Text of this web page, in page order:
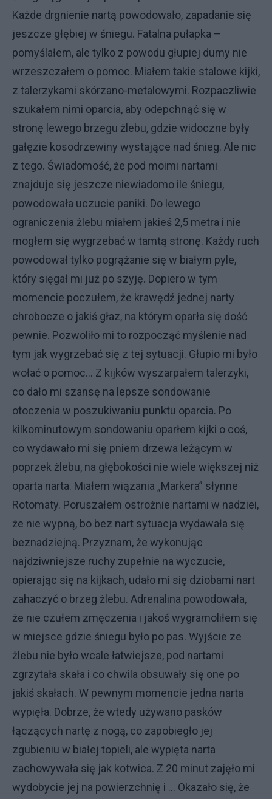
Każde drgnienie nartą powodowało, zapadanie się
jeszcze głębiej w śniegu. Fatalna pułapka –
pomyślałem, ale tylko z powodu głupiej dumy nie
wrzeszczałem o pomoc. Miałem takie stalowe kijki,
z talerzykami skórzano-metalowymi. Rozpaczliwie
szukałem nimi oparcia, aby odepchnąć się w
stronę lewego brzegu żlebu, gdzie widoczne były
gałęzie kosodrzewiny wystające nad śnieg. Ale nic
z tego. Świadomość, że pod moimi nartami
znajduje się jeszcze niewiadomo ile śniegu,
powodowała uczucie paniki. Do lewego
ograniczenia żlebu miałem jakieś 2,5 metra i nie
mogłem się wygrzebać w tamtą stronę. Każdy ruch
powodował tylko pogrążanie się w białym pyle,
który sięgał mi już po szyję. Dopiero w tym
momencie poczułem, że krawędź jednej narty
chrobocze o jakiś głaz, na którym oparła się dość
pewnie. Pozwoliło mi to rozpocząć myślenie nad
tym jak wygrzebać się z tej sytuacji. Głupio mi było
wołać o pomoc… Z kijków wyszarpałem talerzyki,
co dało mi szansę na lepsze sondowanie
otoczenia w poszukiwaniu punktu oparcia. Po
kilkominutowym sondowaniu oparłem kijki o coś,
co wydawało mi się pniem drzewa leżącym w
poprzek żlebu, na głębokości nie wiele większej niż
oparta narta. Miałem wiązania „Markera” słynne
Rotomaty. Poruszałem ostrożnie nartami w nadziei,
że nie wypną, bo bez nart sytuacja wydawała się
beznadziejną. Przyznam, że wykonując
najdziwniejsze ruchy zupełnie na wyczucie,
opierając się na kijkach, udało mi się dziobami nart
zahaczyć o brzeg żlebu. Adrenalina powodowała,
że nie czułem zmęczenia i jakoś wygramoliłem się
w miejsce gdzie śniegu było po pas. Wyjście ze
żlebu nie było wcale łatwiejsze, pod nartami
zgrzytała skała i co chwila obsuwały się one po
jakiś skałach. W pewnym momencie jedna narta
wypięła. Dobrze, że wtedy używano pasków
łączących nartę z nogą, co zapobiegło jej
zgubieniu w białej topieli, ale wypięta narta
zachowywała się jak kotwica. Z 20 minut zajęło mi
wydobycie jej na powierzchnię i … Okazało się, że